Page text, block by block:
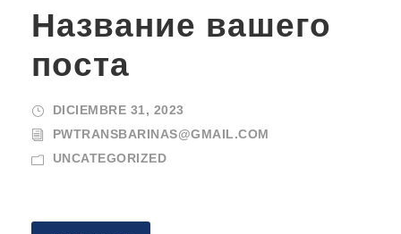
Название вашего
поста
DICIEMBRE 31, 2023
PWTRANSBARINAS@GMAIL.COM
UNCATEGORIZED